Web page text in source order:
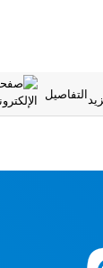
التفاصيل